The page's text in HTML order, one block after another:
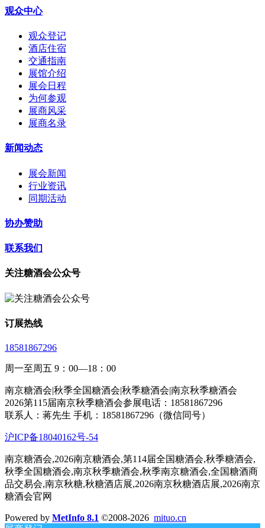
观众中心
观众登记
酒店住宿
交通指南
展馆介绍
展会日程
为何参观
展商风采
展商名录
新闻动态
展会新闻
行业资讯
同期活动
协办赞助
联系我们
关注糖酒会公众号
订展热线
18581867296
周一至周五 9：00—18：00
南京糖酒会|秋季全国糖酒会|秋季糖酒会|南京秋季糖酒会
2026第115届南京秋季糖酒会参展电话：18581867296
联系人：蒋先生 手机：18581867296（微信同号）
沪ICP备18040162号-54
南京糖酒会,2026南京糖酒会,第114届全国糖酒会,秋季糖酒会,
秋季全国糖酒会,南京秋季糖酒会,秋季南京糖酒会,全国糖酒商
品交易会,南京秋糖,秋糖酒店展,2026南京秋糖酒店展,2026南京
糖酒会官网
Powered by MetInfo 8.1 ©2008-2026 mituo.cn